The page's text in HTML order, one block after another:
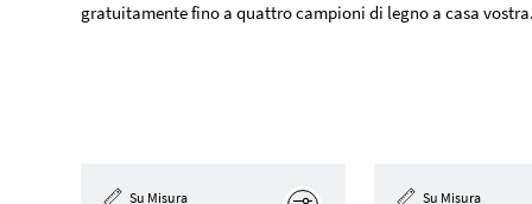
gratuitamente fino a quattro campioni di legno a casa vostra.
Su Misura Su Misura